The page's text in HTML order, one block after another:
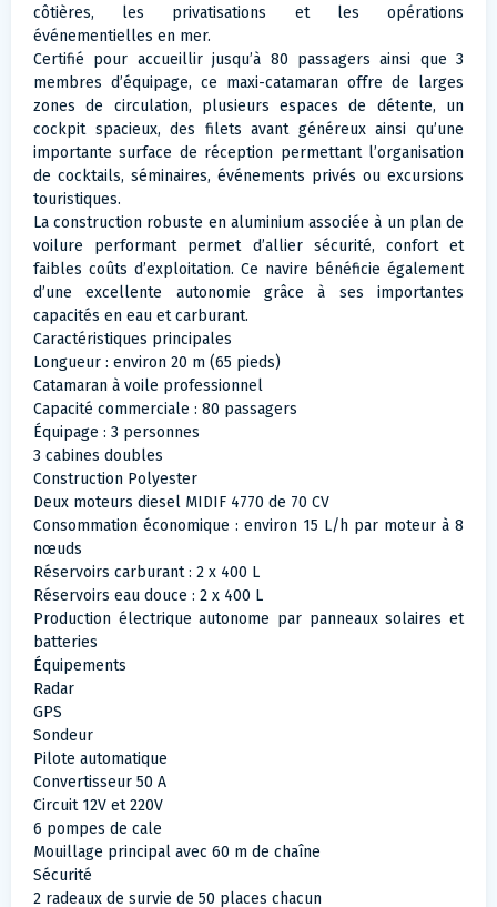
côtières, les privatisations et les opérations
événementielles en mer.
Certifié pour accueillir jusqu’à 80 passagers ainsi que 3
membres d’équipage, ce maxi-catamaran offre de larges
zones de circulation, plusieurs espaces de détente, un
cockpit spacieux, des filets avant généreux ainsi qu’une
importante surface de réception permettant l’organisation
de cocktails, séminaires, événements privés ou excursions
touristiques.
La construction robuste en aluminium associée à un plan de
voilure performant permet d’allier sécurité, confort et
faibles coûts d’exploitation. Ce navire bénéficie également
d’une excellente autonomie grâce à ses importantes
capacités en eau et carburant.
Caractéristiques principales
Longueur : environ 20 m (65 pieds)
Catamaran à voile professionnel
Capacité commerciale : 80 passagers
Équipage : 3 personnes
3 cabines doubles
Construction Polyester
Deux moteurs diesel MIDIF 4770 de 70 CV
Consommation économique : environ 15 L/h par moteur à 8
nœuds
Réservoirs carburant : 2 x 400 L
Réservoirs eau douce : 2 x 400 L
Production électrique autonome par panneaux solaires et
batteries
Équipements
Radar
GPS
Sondeur
Pilote automatique
Convertisseur 50 A
Circuit 12V et 220V
6 pompes de cale
Mouillage principal avec 60 m de chaîne
Sécurité
2 radeaux de survie de 50 places chacun